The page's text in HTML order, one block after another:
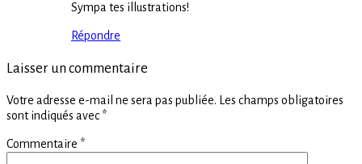
Sympa tes illustrations!
Répondre
Laisser un commentaire
Votre adresse e-mail ne sera pas publiée. Les champs obligatoires
sont indiqués avec *
Commentaire *